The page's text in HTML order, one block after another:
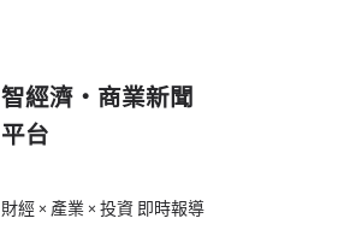
智經濟・商業新聞
平台
財經 × 產業 × 投資 即時報導